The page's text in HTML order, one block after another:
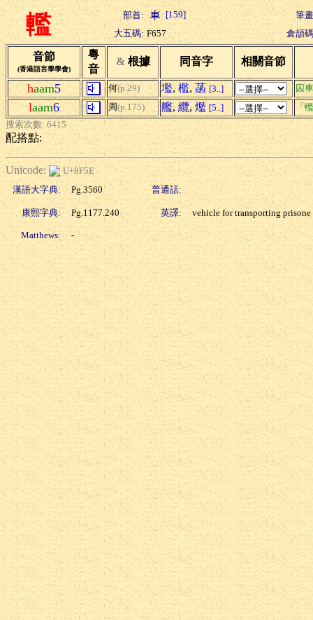
轞 部首: [159]
筆
大五碼: F657 倉頡
音節
(香港語言學學會)
粵
音
& 根據 同音字 相關音節
haam5 何(p.29) 壏, 檻, 菡 [3..] 囚車
laam6 周(p.175) 艦, 纜, 爁 [5..]
「
搜索次數: 6415
配搭點:
Unicode:
U+8F5E
漢語大字典:
Pg.3560 普通話:
康熙字典: Pg.1177.240 英譯: vehicle for transporting prisone
Matthews: -